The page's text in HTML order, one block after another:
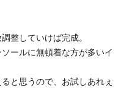
整していけば完成。
ールに無頓着な方が多いイ
と思うので、お試しあれぇ